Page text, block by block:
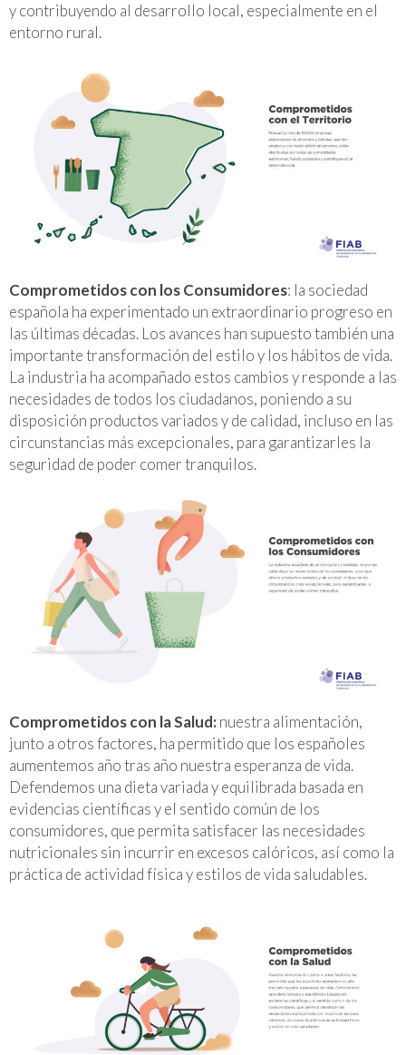
y contribuyendo al desarrollo local, especialmente en el
entorno rural.
Comprometidos con los Consumidores: la sociedad
española ha experimentado un extraordinario progreso en
las últimas décadas. Los avances han supuesto también una
importante transformación del estilo y los hábitos de vida.
La industria ha acompañado estos cambios y responde a las
necesidades de todos los ciudadanos, poniendo a su
disposición productos variados y de calidad, incluso en las
circunstancias más excepcionales, para garantizarles la
seguridad de poder comer tranquilos.
Comprometidos con la Salud:nuestra alimentación,
junto a otros factores, ha permitido que los españoles
aumentemos año tras año nuestra esperanza de vida.
Defendemos una dieta variada y equilibrada basada en
evidencias científicas y el sentido común de los
consumidores, que permita satisfacer las necesidades
nutricionales sin incurrir en excesos calóricos, así como la
práctica de actividad física y estilos de vida saludables.